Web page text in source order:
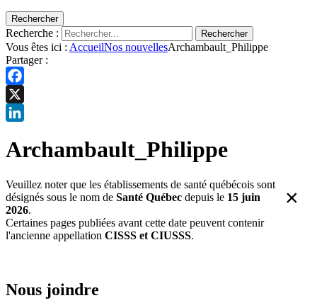
Rechercher
Recherche : Rechercher
Vous êtes ici : AccueilNos nouvellesArchambault_Philippe
Partager :
Facebook
X
Archambault_Philippe
Veuillez noter que les établissements de santé québécois sont
désignés sous le nom de Santé Québec depuis le 15 juin
2026.
Certaines pages publiées avant cette date peuvent contenir
l'ancienne appellation CISSS et CIUSSS.
×
Nous joindre